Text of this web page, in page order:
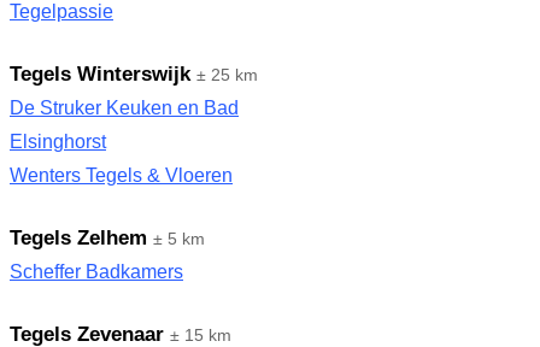
Tegelpassie
Tegels Winterswijk ± 25 km
De Struker Keuken en Bad
Elsinghorst
Wenters Tegels & Vloeren
Tegels Zelhem ± 5 km
Scheffer Badkamers
Tegels Zevenaar ± 15 km